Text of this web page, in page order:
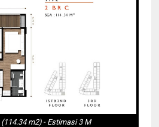
(114.34 m2) - Estimasi 3 M